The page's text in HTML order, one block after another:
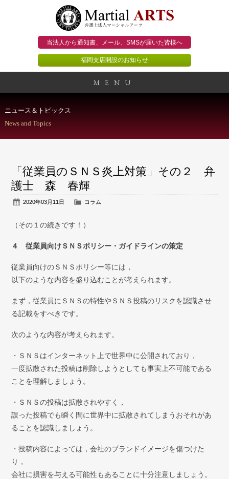
当法人から通知書、メール、 SMSが届いた皆様へ
福岡支店開設のお知らせ
MENU
事務所概要
個人のお客様
アクセス
採用情報
個人情報保護方針
ニュース＆トピックス
News and Topics
「従業員のＳＮＳ炎上対策」その２ 弁
護士 森 春輝
2020年03月11日 コラム
（その１の続きです！）
４ 従業員向けＳＮＳポリシー・ガイドラインの策定
従業員向けのＳＮＳポリシー等には，
以下のような内容を盛り込むことが考えられます。
まず，従業員にＳＮＳの特性やＳＮＳ投稿のリスクを認識させ
る記載をすべきです。
次のような内容が考えられます。
・ＳＮＳはインターネット上で世界中に公開されており，
一度拡散された投稿は削除しようとしても事実上不可能である
ことを理解しましょう。
・ＳＮＳの投稿は拡散されやすく，
誤った投稿でも瞬く間に世界中に拡散されてしまうおそれがあ
ることを認識しましょう。
・投稿内容によっては，会社のブランドイメージを傷つけた
り，
会社に損害を与える可能性もあることに十分注意しましょう。